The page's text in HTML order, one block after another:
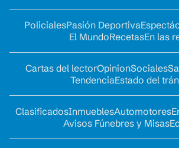
PolicialesPasión Deportiva
El MundoRecetasEn las
Cartas del lectorOpinionSociales
TendenciaEstado del
ClasificadosInmueblesAutomotores
Avisos Fúnebres y Misas